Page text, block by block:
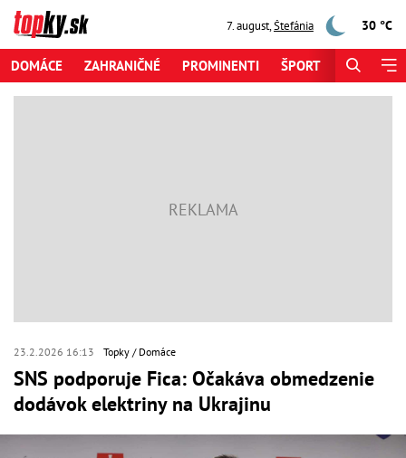
7. august,Štefánia 30 °C
DOMÁCE ZAHRANIČNÉ PROMINENTI ŠPORT
23.2.2026 16:13 Topky Domáce
SNS podporuje Fica: Očakáva obmedzenie
dodávok elektriny na Ukrajinu